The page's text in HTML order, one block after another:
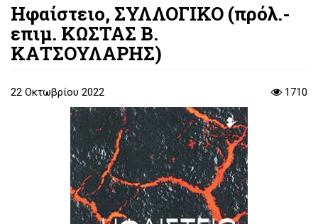
Ηφαίστειο, ΣΥΛΛΟΓΙΚΟ (πρόλ.-
επιμ. ΚΩΣΤΑΣ Β.
ΚΑΤΣΟΥΛΑΡΗΣ)
22 Οκτωβρίου 2022 1710